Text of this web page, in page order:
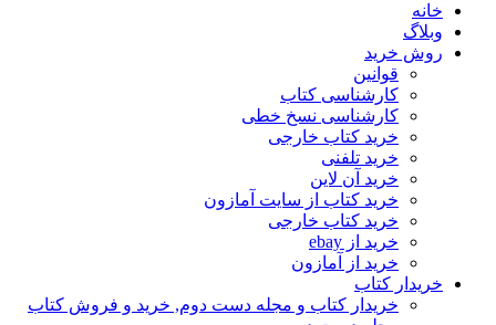
خانه
وبلاگ
روش خرید
قوانین
کارشناسی کتاب
کارشناسی نسخ خطی
خرید کتاب خارجی
خرید تلفنی
خرید آن لاین
خرید کتاب از سایت آمازون
خرید کتاب خارجی
خرید از ebay
خرید از آمازون
خریدار کتاب
خریدار کتاب و مجله دست دوم, خرید و فروش کتاب